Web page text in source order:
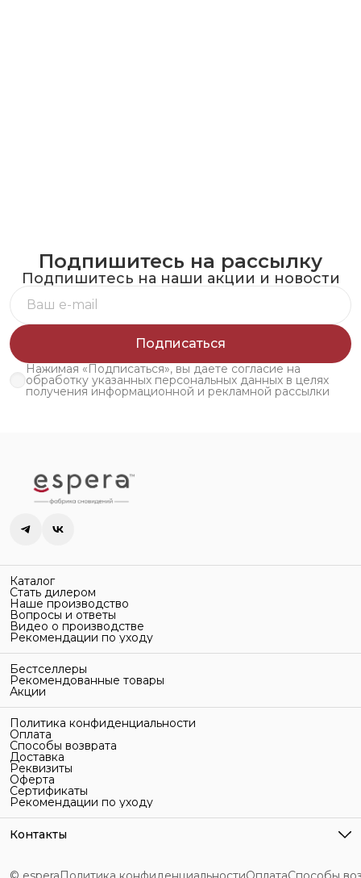
Подпишитесь на рассылку
Подпишитесь на наши акции и новости
Подписаться
Нажимая «Подписаться», вы даете согласие на
обработку указанных персональных данных в целях
получения информационной и рекламной рассылки
Каталог
Стать дилером
Наше производство
Вопросы и ответы
Видео о производстве
Рекомендации по уходу
Бестселлеры
Рекомендованные товары
Акции
Политика конфиденциальности
Оплата
Способы возврата
Доставка
Реквизиты
Оферта
Сертификаты
Рекомендации по уходу
Контакты